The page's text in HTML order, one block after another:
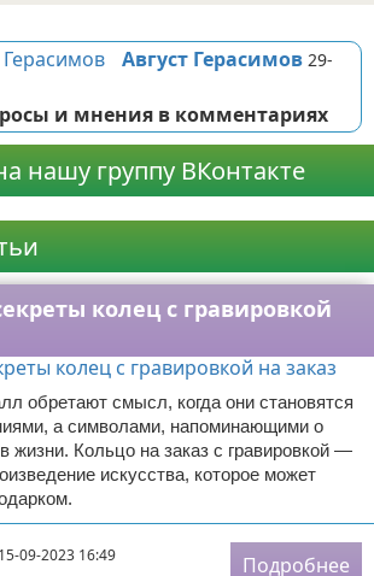
Август Герасимов 29-
и мнения в комментариях
нашу группу ВКонтакте
колец с гравировкой
обретают смысл, когда они становятся
а символами, напоминающими о
жизни. Кольцо на заказ с гравировкой —
искусства, которое может
15-09-2023 16:49
Подробнее